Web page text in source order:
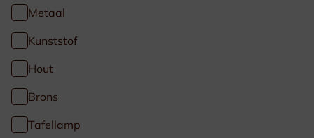
Metaal
Kunststof
Hout
Brons
Tafellamp